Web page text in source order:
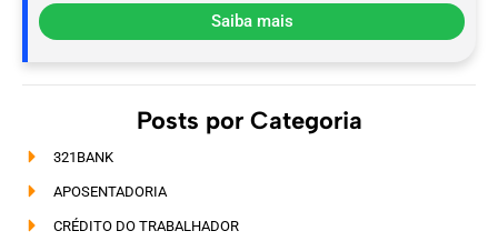
Saiba mais
Posts por Categoria
321BANK
APOSENTADORIA
CRÉDITO DO TRABALHADOR